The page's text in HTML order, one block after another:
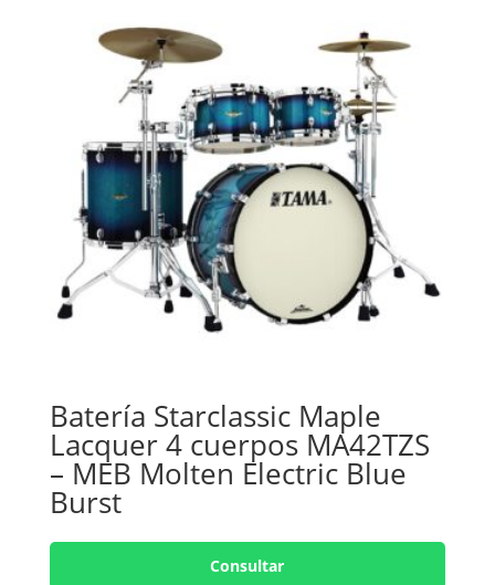
Batería Starclassic Maple
Lacquer 4 cuerpos MA42TZS
– MEB Molten Electric Blue
Burst
Consultar